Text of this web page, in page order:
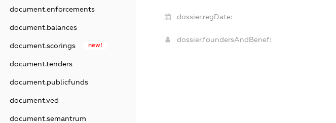
document.enforcements
document.balances
document.scorings new!
document.tenders
document.publicfunds
document.ved
document.semantrum
dossier.regDate:
dossier.foundersAndBenef: